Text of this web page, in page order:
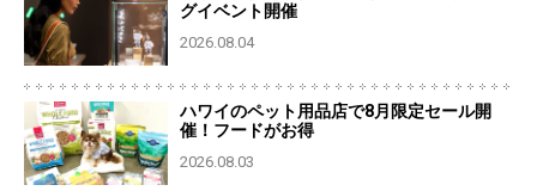
グイベント開催
2026.08.04
ハワイのペット用品店で8月限定セール開
催！フードがお得
2026.08.03